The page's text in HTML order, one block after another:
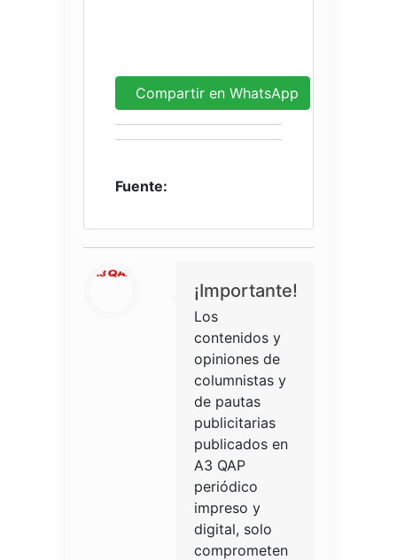
Compartir en WhatsApp
Fuente:
¡Importante!
Los
contenidos y
opiniones de
columnistas y
de pautas
publicitarias
publicados en
A3 QAP
periódico
impreso y
digital, solo
comprometen